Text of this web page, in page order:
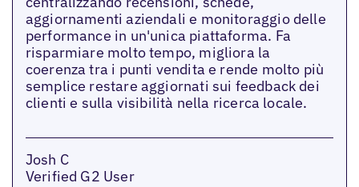
aggiornamenti aziendali e monitoraggio delle
performance in un'unica piattaforma. Fa
risparmiare molto tempo, migliora la
coerenza tra i punti vendita e rende molto più
semplice restare aggiornati sui feedback dei
clienti e sulla visibilità nella ricerca locale.
Josh C
Verified G2 User